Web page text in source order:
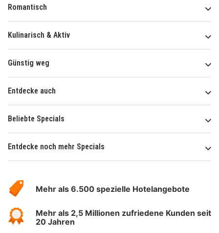
Romantisch
Kulinarisch & Aktiv
Günstig weg
Entdecke auch
Beliebte Specials
Entdecke noch mehr Specials
Hotelspecials
Mehr als 6.500 spezielle Hotelangebote
Mehr als 2,5 Millionen zufriedene Kunden seit
20 Jahren